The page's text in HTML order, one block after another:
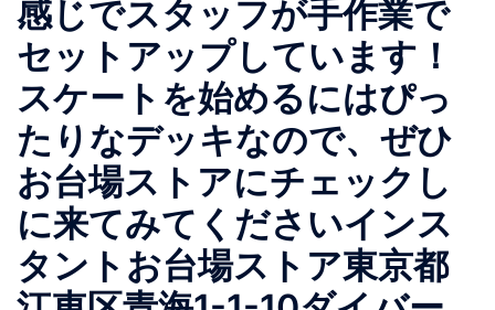
感じでスタッフが手作業で
セットアップしています！
スケートを始めるにはぴっ
たりなデッキなので、ぜひ
お台場ストアにチェックし
に来てみてください️インス
タントお台場ストア東京都